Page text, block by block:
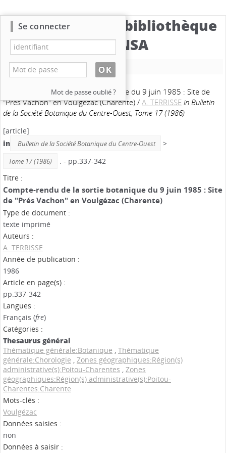
Catalogue de la bibliothèque
du CBNSA
Nouvelle recherche
Compte-rendu de la sortie botanique du 9 juin 1985 : Site de
"Prés Vachon" en Voulgézac (Charente)/A. TERRISSEin Bulletin
de la Société Botanique du Centre-Ouest, Tome 17 (1986)
[article]
in
Bulletin de la Société Botanique du Centre-Ouest >
Tome 17 (1986)
. - pp.337-342
Titre :
Compte-rendu de la sortie botanique du 9 juin 1985 : Site
de "Prés Vachon" en Voulgézac (Charente)
Type de document :
texte imprimé
Auteurs :
A. TERRISSE
Année de publication :
1986
Article en page(s) :
pp.337-342
Langues :
Français (fre)
Catégories :
Thesaurus général
Thématique générale:Botanique , Thématique
générale:Chorologie , Zones géographiques:Région(s)
administrative(s):Poitou-Charentes , Zones
géographiques:Région(s) administrative(s):Poitou-
Charentes:Charente
Mots-clés :
Voulgézac
Données saisies :
non
Données à saisir :
Se connecter
Mot de passe oublié ?